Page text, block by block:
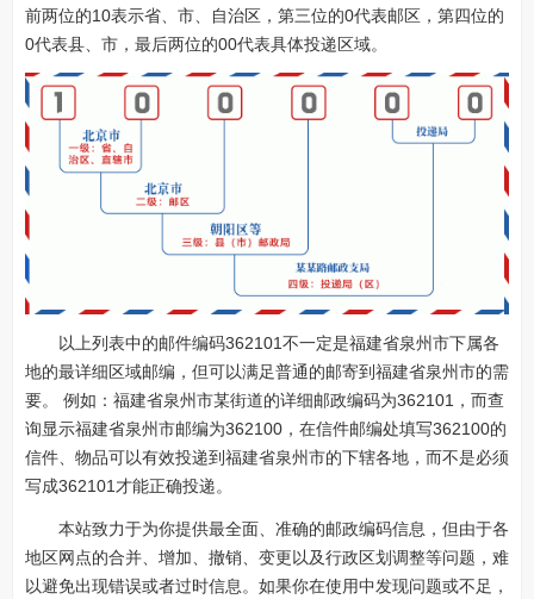
前两位的10表示省、市、自治区，第三位的0代表邮区，第四位的
0代表县、市，最后两位的00代表具体投递区域。
以上列表中的邮件编码362101不一定是福建省泉州市下属各
地的最详细区域邮编，但可以满足普通的邮寄到福建省泉州市的需
要。 例如：福建省泉州市某街道的详细邮政编码为362101，而查
询显示福建省泉州市邮编为362100，在信件邮编处填写362100的
信件、物品可以有效投递到福建省泉州市的下辖各地，而不是必须
写成362101才能正确投递。
本站致力于为你提供最全面、准确的邮政编码信息，但由于各
地区网点的合并、增加、撤销、变更以及行政区划调整等问题，难
以避免出现错误或者过时信息。如果你在使用中发现问题或不足，